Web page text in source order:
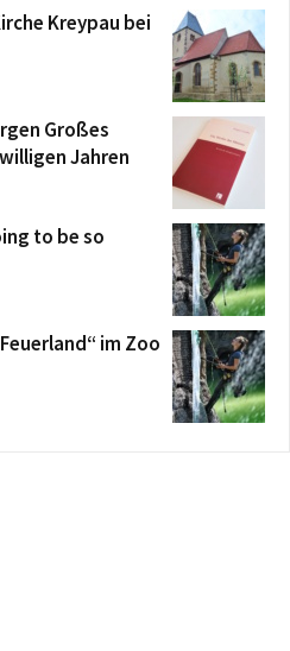
Kreypau bei
Großes
Jahren
to be so
im Zoo